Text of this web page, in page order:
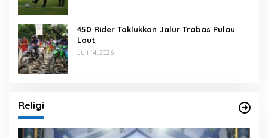
450 Rider Taklukkan Jalur Trabas Pulau
Laut
Juli 14, 2026
Religi